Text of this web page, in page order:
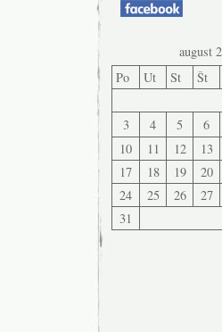
august
Po
Ut St Št
3
4 5 6
10
11 12 13
17
18 19 20
24
25 26 27
31